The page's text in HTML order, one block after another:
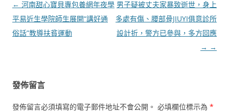
文
章
導
← 河南甜心寶貝專包養網年夜學
平易近生學院師生展開“講好通
俗話”教導扶貧運動
男子疑被丈夫家暴致逝世，身上
多處有傷、腰部骨JIUYI俱意診所
設計折，警方已參與，多方回應
→ →
發佈留言
發佈留言必須填寫的電子郵件地址不會公開。 必填欄位標示為 *